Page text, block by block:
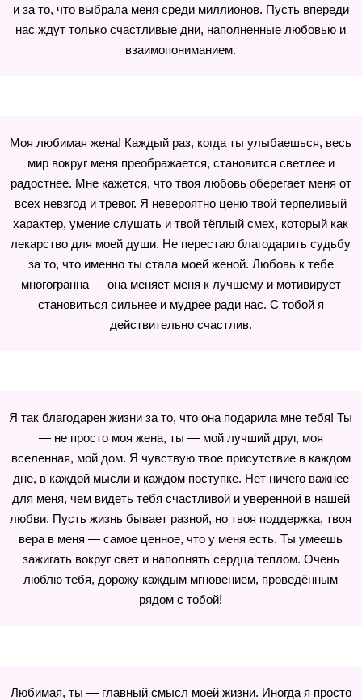
и за то, что выбрала меня среди миллионов. Пусть впереди
нас ждут только счастливые дни, наполненные любовью и
взаимопониманием.
Моя любимая жена! Каждый раз, когда ты улыбаешься, весь
мир вокруг меня преображается, становится светлее и
радостнее. Мне кажется, что твоя любовь оберегает меня от
всех невзгод и тревог. Я невероятно ценю твой терпеливый
характер, умение слушать и твой тёплый смех, который как
лекарство для моей души. Не перестаю благодарить судьбу
за то, что именно ты стала моей женой. Любовь к тебе
многогранна — она меняет меня к лучшему и мотивирует
становиться сильнее и мудрее ради нас. С тобой я
действительно счастлив.
Я так благодарен жизни за то, что она подарила мне тебя! Ты
— не просто моя жена, ты — мой лучший друг, моя
вселенная, мой дом. Я чувствую твое присутствие в каждом
дне, в каждой мысли и каждом поступке. Нет ничего важнее
для меня, чем видеть тебя счастливой и уверенной в нашей
любви. Пусть жизнь бывает разной, но твоя поддержка, твоя
вера в меня — самое ценное, что у меня есть. Ты умеешь
зажигать вокруг свет и наполнять сердца теплом. Очень
люблю тебя, дорожу каждым мгновением, проведённым
рядом с тобой!
Любимая, ты — главный смысл моей жизни. Иногда я просто